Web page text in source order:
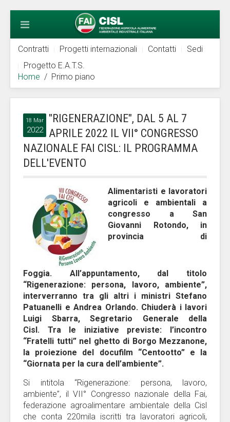
Contratti Progetti internazionali Contatti
Sedi
Progetto E.A.T.S.
Home
Primo piano
18 Mar
2022
"RIGENERAZIONE", DAL 5 AL 7
APRILE 2022 IL VII° CONGRESSO
NAZIONALE FAI CISL: IL PROGRAMMA
DELL'EVENTO
Alimentaristi e lavoratori
agricoli e ambientali a
congresso a San
Giovanni Rotondo, in
provincia di
Foggia. All’appuntamento, dal titolo
“Rigenerazione: persona, lavoro, ambiente”,
interverranno tra gli altri i ministri Stefano
Patuanelli e Andrea Orlando. Chiuderà i lavori
Luigi Sbarra, Segretario Generale della
Cisl. Tra le iniziative previste: l’incontro
“Fratelli tutti” nel ghetto di Borgo Mezzanone,
la proiezione del docufilm “Centootto” e la
“Giornata per la cura dell’ambiente”.
Si intitola “Rigenerazione: persona, lavoro,
ambiente”, il VII° Congresso nazionale della Fai,
federazione agroalimentare ambientale della Cisl
che conta 220mila iscritti tra lavoratori agricoli,